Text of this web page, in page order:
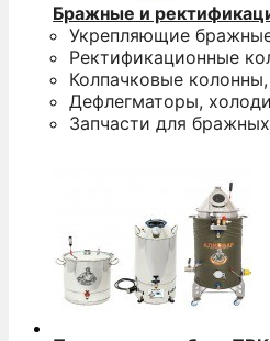
Бражные и
Укрепляющие
Ректификационные
Колпачковые
Дефлегматоры,
Запчасти для